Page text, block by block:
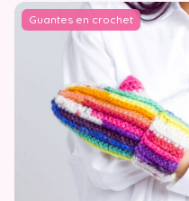
Guantes en crochet